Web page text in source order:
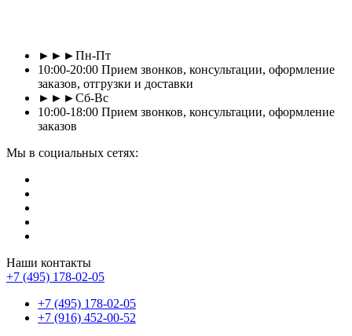
►►►Пн-Пт
10:00-20:00 Прием звонков, консультации, оформление
заказов, отгрузки и доставки
►►►Сб-Вс
10:00-18:00 Прием звонков, консультации, оформление
заказов
Мы в социальных сетях:
Наши контакты
+7 (495) 178-02-05
+7 (495) 178-02-05
+7 (916) 452-00-52